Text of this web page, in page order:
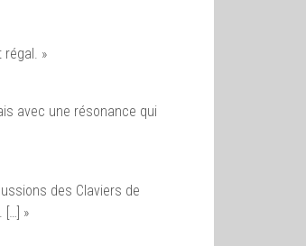
»
avec une résonance qui
des Claviers de
[…] »